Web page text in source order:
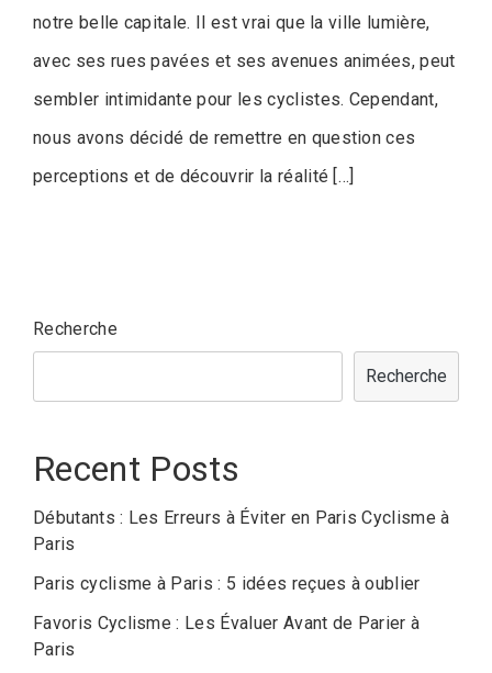
notre belle capitale. Il est vrai que la ville lumière,
avec ses rues pavées et ses avenues animées, peut
sembler intimidante pour les cyclistes. Cependant,
nous avons décidé de remettre en question ces
perceptions et de découvrir la réalité […]
Recherche
Recherche
Recent Posts
Débutants : Les Erreurs à Éviter en Paris Cyclisme à
Paris
Paris cyclisme à Paris : 5 idées reçues à oublier
Favoris Cyclisme : Les Évaluer Avant de Parier à
Paris